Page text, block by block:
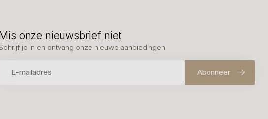
Mis onze nieuwsbrief niet
Schrijf je in en ontvang onze nieuwe aanbiedingen
Abonneer